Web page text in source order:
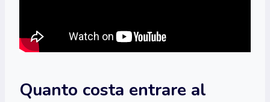
Quanto costa entrare al